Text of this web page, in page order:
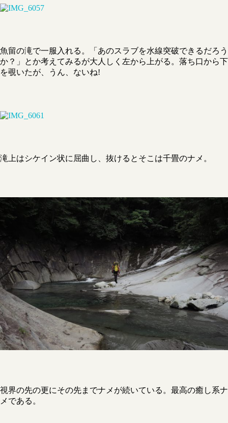
魚留の滝で一服入れる。「あのスラブを水線突破できるだろう
か？」とか考えてみるが大人しく左から上がる。落ち口から下
を覗いたが、うん、ないね!
滝上はシケイン状に屈曲し、抜けるとそこは千畳のナメ。
視界の先の更にその先までナメが続いている。最高の癒し系ナ
メである。